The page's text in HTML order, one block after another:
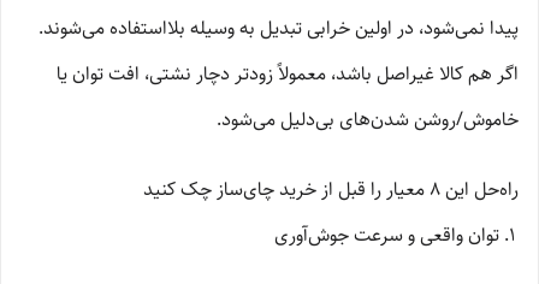
پیدا نمی‌شود، در اولین خرابی تبدیل به وسیله بلااستفاده می‌شوند.
اگر هم کالا غیراصل باشد، معمولاً زودتر دچار نشتی، افت توان یا
خاموش/روشن شدن‌های بی‌دلیل می‌شود.
راه‌حل این 8 معیار را قبل از خرید چای‌ساز چک کنید
توان واقعی و سرعت جوش‌آوری